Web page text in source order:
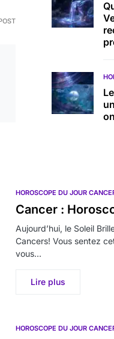
HOROSCOPE DU JOUR
Cancer :
Aujourd’hui, le Soleil
Cancers! Vous sentez
vous…
Lire plus
HOROSCOPE DU JOUR